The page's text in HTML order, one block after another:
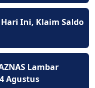
Ini, Klaim Saldo
Lambar
Agustus